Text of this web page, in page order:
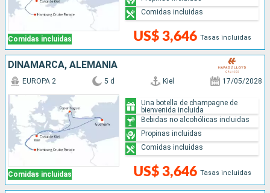
Comidas incluidas US$ 3,646 Tasas incluidas
Comidas incluidas
DINAMARCA, ALEMANIA
Comidas incluidas
EUROPA 2 5 d Kiel 17/05/2028
US$ 3,646 Tasas incluidas
Una botella de champagne de
bienvenida incluida
Bebidas no alcohólicas incluidas
Propinas incluidas
Comidas incluidas